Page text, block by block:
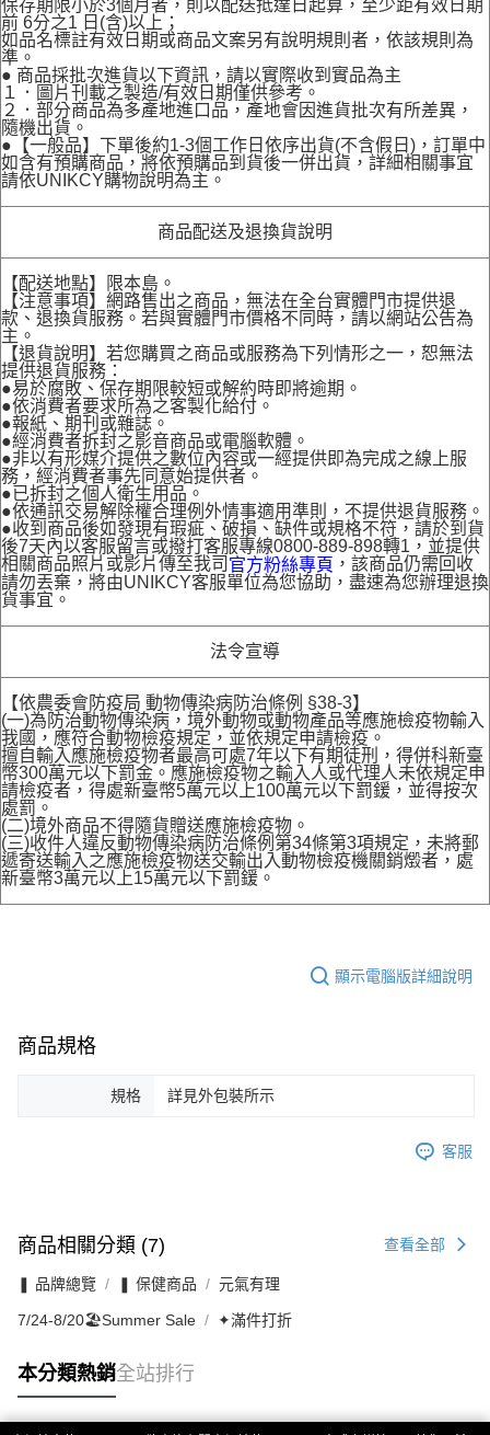
保存期限小於3個月者，則以配送抵達日起算，至少距有效日期
前 6分之1 日(含)以上；
如品名標註有效日期或商品文案另有說明規則者，依該規則為
準。
● 商品採批次進貨以下資訊，請以實際收到實品為主
１．圖片刊載之製造/有效日期僅供參考。
２．部分商品為多產地進口品，產地會因進貨批次有所差異，
隨機出貨。
●【一般品】下單後約1-3個工作日依序出貨(不含假日)，訂單中
如含有預購商品，將依預購品到貨後一併出貨，詳細相關事宜
請依UNIKCY購物說明為主。
商品配送及退換貨說明
【配送地點】限本島。
【注意事項】網路售出之商品，無法在全台實體門市提供退
款、退換貨服務。若與實體門市價格不同時，請以網站公告為
主。
【退貨說明】若您購買之商品或服務為下列情形之一，恕無法
提供退貨服務：
●易於腐敗、保存期限較短或解約時即將逾期。
●依消費者要求所為之客製化給付。
●報紙、期刊或雜誌。
●經消費者拆封之影音商品或電腦軟體。
●非以有形媒介提供之數位內容或一經提供即為完成之線上服
務，經消費者事先同意始提供者。
●已拆封之個人衛生用品。
●依通訊交易解除權合理例外情事適用準則，不提供退貨服務。
●收到商品後如發現有瑕疵、破損、缺件或規格不符，請於到貨
後7天內以客服留言或撥打客服專線0800-889-898轉1，並提供
相關商品照片或影片傳至我司 官方粉絲專頁 ，該商品仍需回收
請勿丟棄，將由UNIKCY客服單位為您協助，盡速為您辦理退換
貨事宜。
法令宣導
【依農委會防疫局 動物傳染病防治條例 §38-3】
(一)為防治動物傳染病，境外動物或動物產品等應施檢疫物輸入
我國，應符合動物檢疫規定，並依規定申請檢疫。
擅自輸入應施檢疫物者最高可處7年以下有期徒刑，得併科新臺
幣300萬元以下罰金。應施檢疫物之輸入人或代理人未依規定申
請檢疫者，得處新臺幣5萬元以上100萬元以下罰鍰，並得按次
處罰。
(二)境外商品不得隨貨贈送應施檢疫物。
(三)收件人違反動物傳染病防治條例第34條第3項規定，未將郵
遞寄送輸入之應施檢疫物送交輸出入動物檢疫機關銷燬者，處
新臺幣3萬元以上15萬元以下罰鍰。
顯示電腦版詳細說明
商品規格
規格 詳見外包裝所示
客服
商品相關分類 (7) 查看全部
❚ 品牌總覽 ❚ 保健商品 元氣有理
7/24-8/20🏖️Summer Sale ✦滿件打折
本分類熱銷全站排行